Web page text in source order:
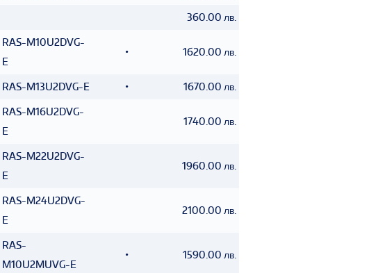
360.00 лв.
RAS-M10U2DVG-
E
• 1620.00 лв.
RAS-M13U2DVG-E • 1670.00 лв.
RAS-M16U2DVG-
E
1740.00 лв.
RAS-M22U2DVG-
E
1960.00 лв.
RAS-M24U2DVG-
E
2100.00 лв.
RAS-
M10U2MUVG-E
• 1590.00 лв.